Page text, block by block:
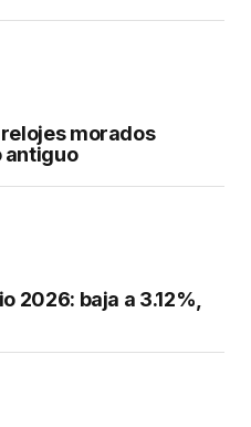
morados
antiguo
2026: baja a 3.12%,